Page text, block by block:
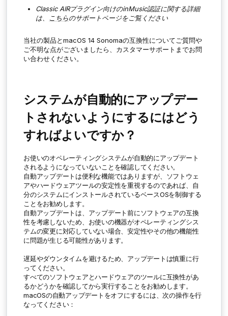
Classic AIRプラグイン向けのinMusic認証に関する詳細
は、
こちらのサポートページをご覧ください
当社の製品とmacOS 14 Sonomaの互換性についてご質問や
ご不明な点がございましたら、カスタマーサポートまでお問
い合わせください。
システムが自動的にアップデー
トされないようにするにはどう
すればよいですか？
お使いのオペレーティングシステムが自動的にアップデート
されるようになっていないことを確認してください。
自動アップデートは便利な機能ではありますが、ソフトウェ
アやハードウェアツールの安定性を重視するのであれば、自
分のシステムにインストールされているベースOSを制御する
ことをお勧めします。
自動アップデートは、アップデート前にソフトウェアの互換
性を考慮しないため、お使いの機器がオペレーティングシス
テムの変更に対応していない場合、安定性やその他の機能性
に問題が生じる可能性があります。
遅延やダウンタイムを避けるため、アップデートは慎重に行
ってください。
すべてのソフトウェアとハードウェアのツールに互換性があ
るかどうかを確認してから実行することをお勧めします。
macOSの自動アップデートをオフにするには、次の操作を行
なってください：